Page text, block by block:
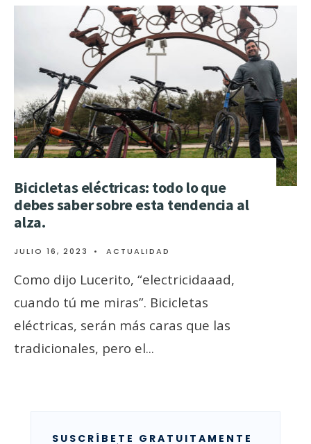
Bicicletas eléctricas: todo lo que
debes saber sobre esta tendencia al
alza.
JULIO 16, 2023 • ACTUALIDAD
Como dijo Lucerito, “electricidaaad,
cuando tú me miras”. Bicicletas
eléctricas, serán más caras que las
tradicionales, pero el...
SUSCRÍBETE GRATUITAMENTE